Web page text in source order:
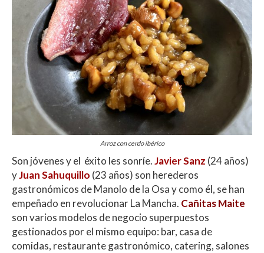
Arroz con cerdo ibérico
Son jóvenes y el éxito les sonríe.Javier Sanz (24 años)
yJuan Sahuquillo (23 años) son herederos
gastronómicos de Manolo de la Osa y como él, se han
empeñado en revolucionar La Mancha. Cañitas Maite
son varios modelos de negocio superpuestos
gestionados por el mismo equipo: bar, casa de
comidas, restaurante gastronómico, catering, salones